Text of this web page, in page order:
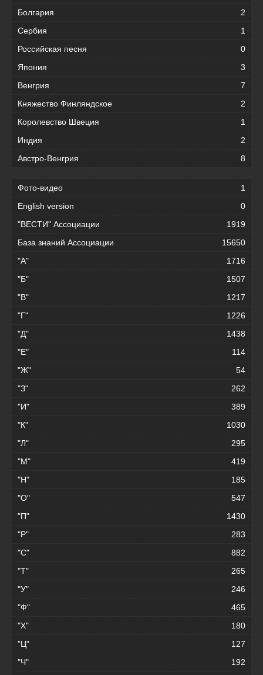
Болгария
2
Сербия
1
Российская песня
0
Япония
3
Венгрия
7
Княжество Финляндское
2
Королевство Швеция
1
Индия
2
Австро-Венгрия
8
Фото-видео
1
English version
0
"ВЕСТИ" Ассоциации
1919
База знаний Ассоциации
15650
"А"
1716
"Б"
1507
"В"
1217
"Г"
1226
"Д"
1438
"Е"
114
"Ж"
54
"З"
262
"И"
389
"К"
1030
"Л"
295
"М"
419
"Н"
185
"О"
547
"П"
1430
"Р"
283
"С"
882
"Т"
265
"У"
246
"Ф"
465
"Х"
180
"Ц"
127
"Ч"
192